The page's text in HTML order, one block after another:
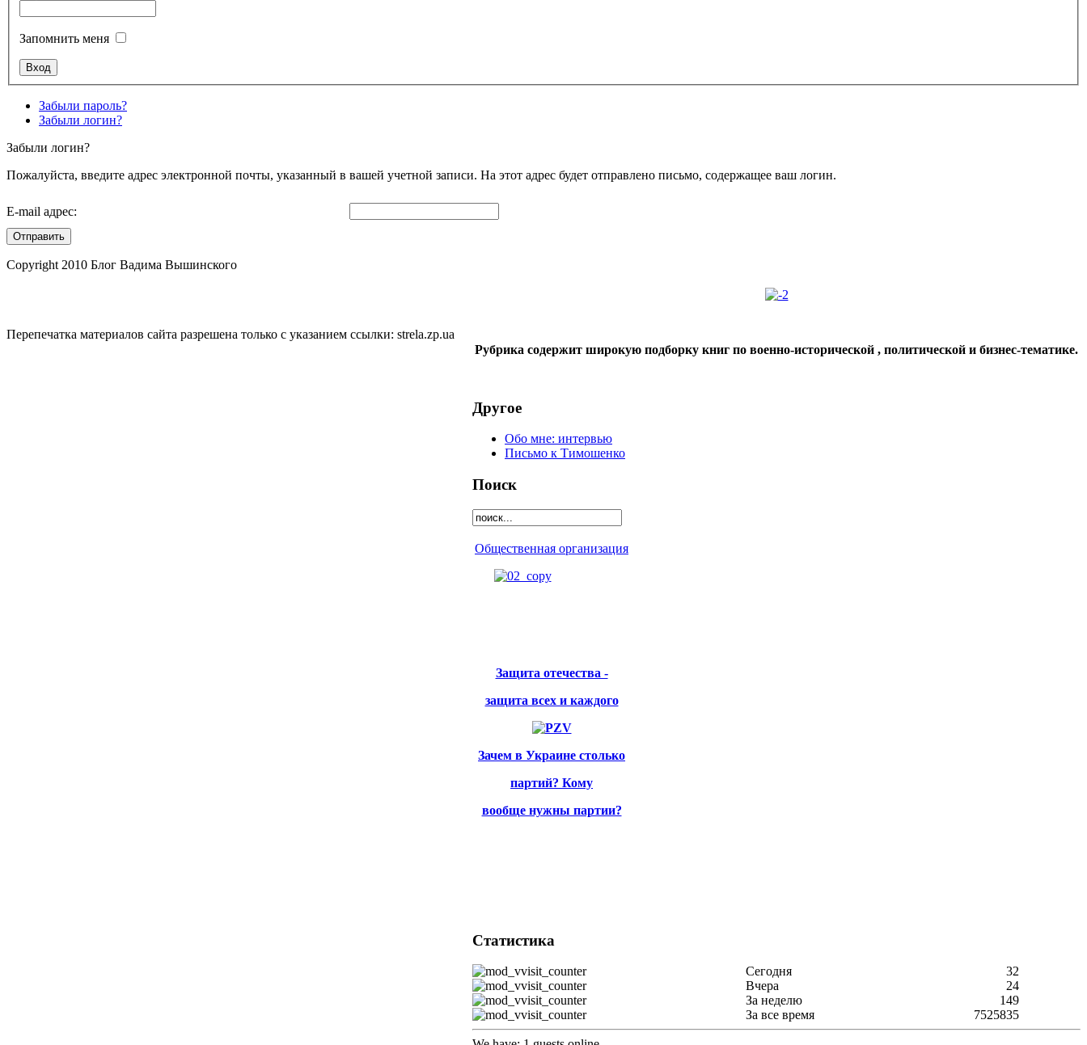
Запомнить меня
Забыли пароль?
Забыли логин?
Забыли логин?
Пожалуйста, введите адрес электронной почты, указанный в вашей учетной записи. На этот адрес будет отправлено письмо, содержащее ваш логин.
E-mail адрес:
Отправить
Рубрика содержит широкую подборку книг по военно-исторической , политической и бизнес-тематике.
Другое
Обо мне: интервью
Письмо к Тимошенко
Поиск
Общественная организация
Защита отечества -
защита всех и каждого
Зачем в Украине столько
партий? Кому
вообще нужны партии?
Статистика
Сегодня
32
Вчера
24
За неделю
149
За все время
7525835
Copyright 2010 Блог Вадима Вышинского
Перепечатка материалов сайта разрешена только с указанием ссылки: strela.zp.ua